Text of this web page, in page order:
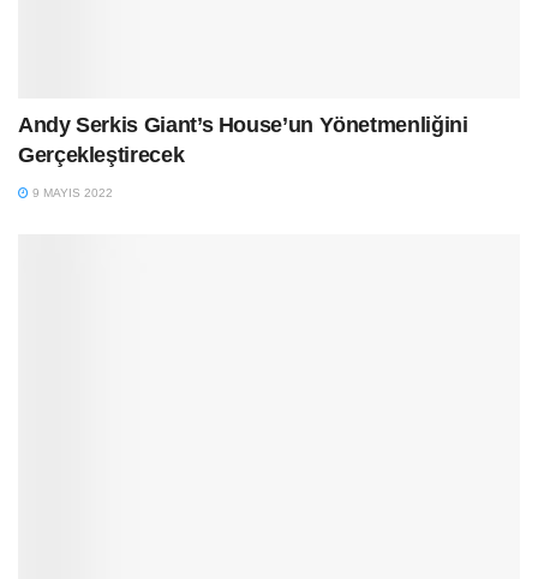
Andy Serkis Giant’s House’un Yönetmenliğini
Gerçekleştirecek
9 MAYIS 2022